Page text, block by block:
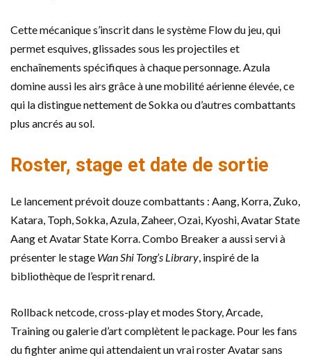
Cette mécanique s’inscrit dans le système Flow du jeu, qui
permet esquives, glissades sous les projectiles et
enchaînements spécifiques à chaque personnage. Azula
domine aussi les airs grâce à une mobilité aérienne élevée, ce
qui la distingue nettement de Sokka ou d’autres combattants
plus ancrés au sol.
Roster, stage et date de sortie
Le lancement prévoit douze combattants : Aang, Korra, Zuko,
Katara, Toph, Sokka, Azula, Zaheer, Ozai, Kyoshi, Avatar State
Aang et Avatar State Korra. Combo Breaker a aussi servi à
présenter le stage Wan Shi Tong’s Library, inspiré de la
bibliothèque de l’esprit renard.
Rollback netcode, cross-play et modes Story, Arcade,
Training ou galerie d’art complètent le package. Pour les fans
du fighter anime qui attendaient un vrai roster Avatar sans